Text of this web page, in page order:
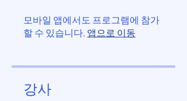
모바일 앱에서도 프로그램에 참가
할 수 있습니다. 앱으로 이동
강사